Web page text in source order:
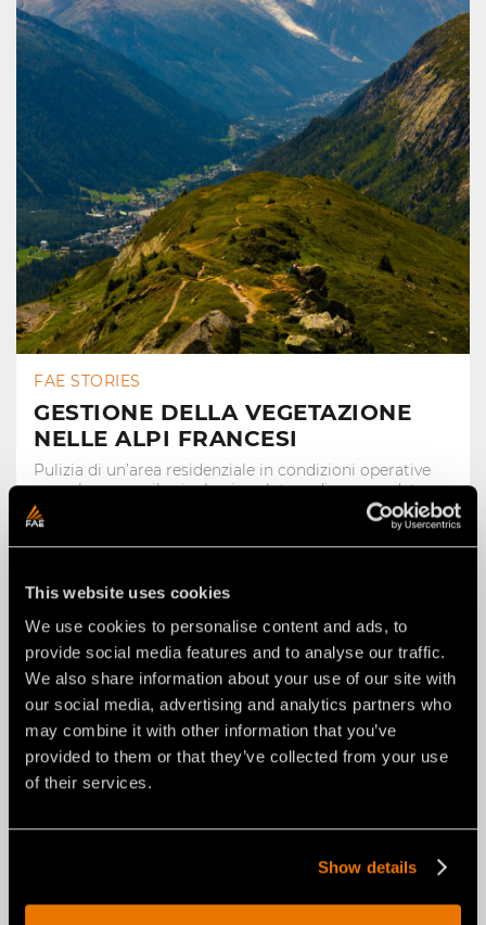
This website uses cookies
We use cookies to personalise content and ads, to
provide social media features and to analyse our traffic.
We also share information about your use of our site with
our social media, advertising and analytics partners who
may combine it with other information that you’ve
provided to them or that they’ve collected from your use
of their services.
Show details
FAE STORIES
GESTIONE DELLA VEGETAZIONE
NELLE ALPI FRANCESI
Pulizia di un’area residenziale in condizioni operative
complesse con il veicolo cingolato radiocomandato
RCU55